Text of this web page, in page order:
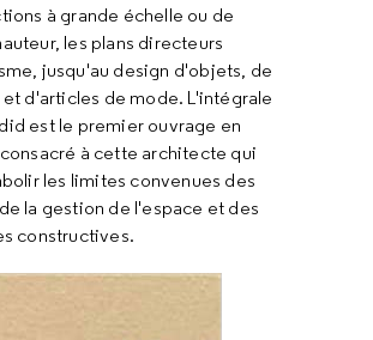
à grande échelle ou de
les plans directeurs
jusqu'au design d'objets, de
d'articles de mode. L'intégrale
est le premier ouvrage en
à cette architecte qui
les limites convenues des
la gestion de l'espace et des
constructives.